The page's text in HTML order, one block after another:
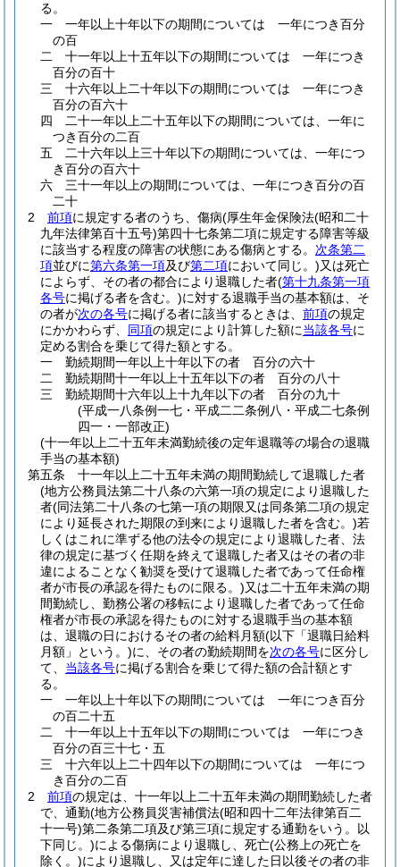
る。
一
一年以上十年以下の期間については 一年につき百分
の百
二
十一年以上十五年以下の期間については 一年につき
百分の百十
三
十六年以上二十年以下の期間については 一年につき
百分の百六十
四
二十一年以上二十五年以下の期間については、一年に
つき百分の二百
五
二十六年以上三十年以下の期間については、一年につ
き百分の百六十
六
三十一年以上の期間については、一年につき百分の百
二十
2
前項に規定する者のうち、傷病(厚生年金保険法(昭和二十
九年法律第百十五号)第四十七条第二項に規定する障害等級
に該当する程度の障害の状態にある傷病とする。 次条第二
項並びに第六条第一項及び第二項において同じ。)又は死亡
によらず、その者の都合により退職した者(第十九条第一項
各号に掲げる者を含む。)に対する退職手当の基本額は、そ
の者が次の各号に掲げる者に該当するときは、 前項の規定
にかかわらず、 同項の規定により計算した額に当該各号に
定める割合を乗じて得た額とする。
一
勤続期間一年以上十年以下の者 百分の六十
二
勤続期間十一年以上十五年以下の者 百分の八十
三
勤続期間十六年以上十九年以下の者 百分の九十
(平成一八条例一七・平成二二条例八・平成二七条例
四一・一部改正)
(十一年以上二十五年未満勤続後の定年退職等の場合の退職
手当の基本額)
第五条
十一年以上二十五年未満の期間勤続して退職した者
(地方公務員法第二十八条の六第一項の規定により退職した
者(同法第二十八条の七第一項の期限又は同条第二項の規定
により延長された期限の到来により退職した者を含む。)若
しくはこれに準ずる他の法令の規定により退職した者、法
律の規定に基づく任期を終えて退職した者又はその者の非
違によることなく勧奨を受けて退職した者であって任命権
者が市長の承認を得たものに限る。)又は二十五年未満の期
間勤続し、勤務公署の移転により退職した者であって任命
権者が市長の承認を得たものに対する退職手当の基本額
は、退職の日におけるその者の給料月額(以下「退職日給料
月額」という。)に、その者の勤続期間を次の各号に区分し
て、 当該各号に掲げる割合を乗じて得た額の合計額とす
る。
一
一年以上十年以下の期間については 一年につき百分
の百二十五
二
十一年以上十五年以下の期間については 一年につき
百分の百三十七・五
三
十六年以上二十四年以下の期間については 一年につ
き百分の二百
2
前項の規定は、十一年以上二十五年未満の期間勤続した者
で、通勤(地方公務員災害補償法(昭和四十二年法律第百二
十一号)第二条第二項及び第三項に規定する通勤をいう。以
下同じ。)による傷病により退職し、死亡(公務上の死亡を
除く。)により退職し、又は定年に達した日以後その者の非